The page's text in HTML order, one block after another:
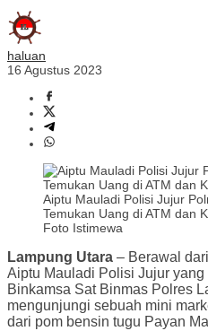
haluan
16 Agustus 2023
Aiptu Mauladi Polisi Jujur
Temukan Uang di ATM dan
Foto Istimewa
Lampung Utara – Berawal
Aiptu Mauladi Polisi Jujur
Binkamsa Sat Binmas Polres
mengunjungi sebuah mini
dari pom bensin tugu Payan